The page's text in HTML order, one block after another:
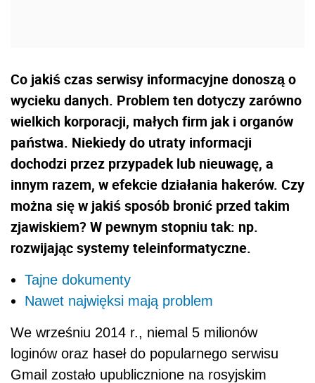
Co jakiś czas serwisy informacyjne donoszą o
wycieku danych. Problem ten dotyczy zarówno
wielkich korporacji, małych firm jak i organów
państwa. Niekiedy do utraty informacji
dochodzi przez przypadek lub nieuwagę, a
innym razem, w efekcie działania hakerów. Czy
można się w jakiś sposób bronić przed takim
zjawiskiem? W pewnym stopniu tak: np.
rozwijając systemy teleinformatyczne.
Tajne dokumenty
Nawet najwięksi mają problem
We wrześniu 2014 r., niemal 5 milionów
loginów oraz haseł do popularnego serwisu
Gmail zostało upublicznione na rosyjskim